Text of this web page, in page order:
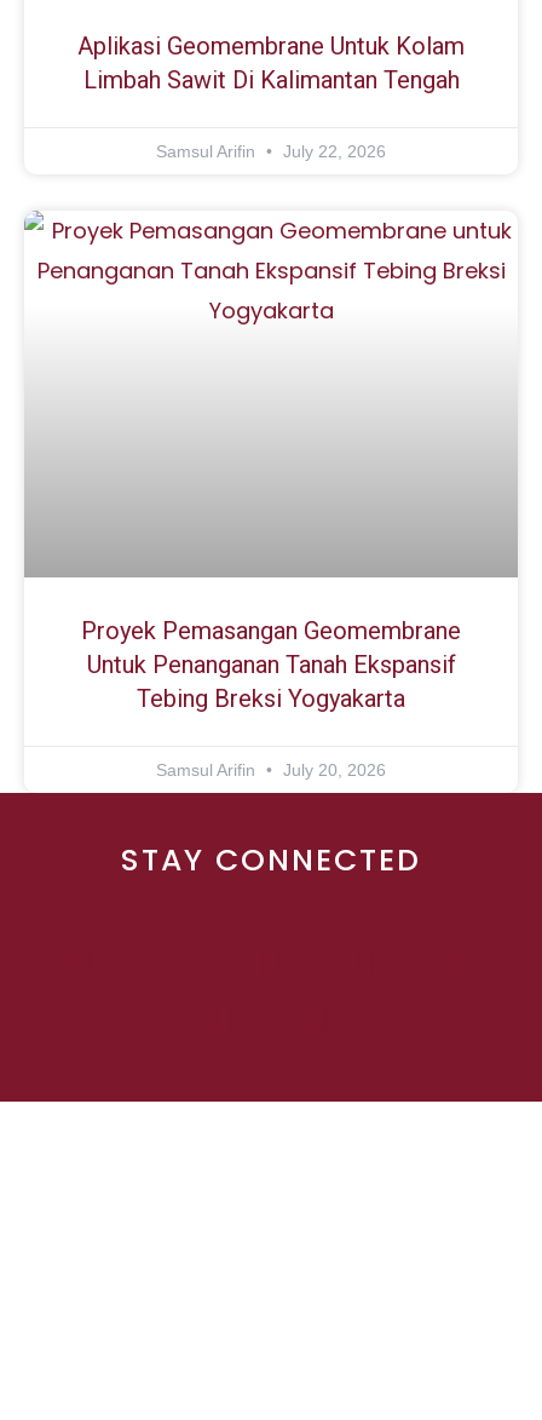
Aplikasi Geomembrane Untuk Kolam
Limbah Sawit Di Kalimantan Tengah
Samsul Arifin July 22, 2026
Proyek Pemasangan Geomembrane
Untuk Penanganan Tanah Ekspansif
Tebing Breksi Yogyakarta
Samsul Arifin July 20, 2026
STAY CONNECTED